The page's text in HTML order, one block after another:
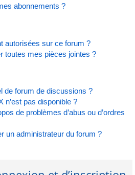
abonnements ?
autorisées sur ce forum ?
toutes mes pièces jointes ?
de forum de discussions ?
n’est pas disponible ?
de problèmes d’abus ou d’ordres
un administrateur du forum ?